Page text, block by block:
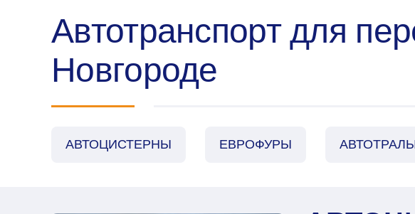
Автотранспорт для
Новгороде
АВТОЦИСТЕРНЫ ЕВРОФУРЫ